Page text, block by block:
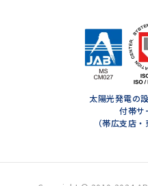
太陽光発電の
付帯サ
（帯広支店